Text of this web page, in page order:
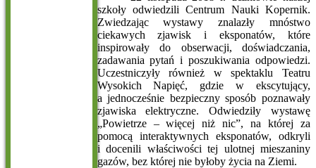
szkoły odwiedzili Centrum Nauki Kopernik.
Zwiedzając wystawy znalazły mnóstwo
ciekawych zjawisk i eksponatów, które
inspirowały do obserwacji, doświadczania,
zadawania pytań i poszukiwania odpowiedzi.
Uczestniczyły również w spektaklu Teatru
Wysokich Napięć, gdzie w ekscytujący,
a jednocześnie bezpieczny sposób poznawały
zjawiska elektryczne. Odwiedziły wystawę
„Powietrze – więcej niż nic”, na której za
pomocą interaktywnych eksponatów, odkryli
i docenili właściwości tej ulotnej mieszaniny
gazów, bez której nie byłoby życia na Ziemi.